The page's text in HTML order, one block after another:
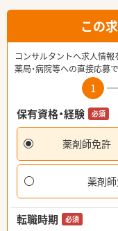
この
コンサルタントへ求人情報
薬局・病院等への直接応募
1
保有資格・経験
必須
薬剤師免許
薬剤師
転職時期 必須